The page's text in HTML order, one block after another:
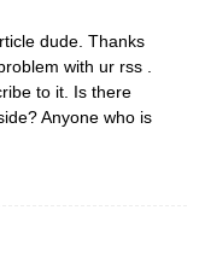
dude. Thanks
with ur rss .
to it. Is there
Anyone who is